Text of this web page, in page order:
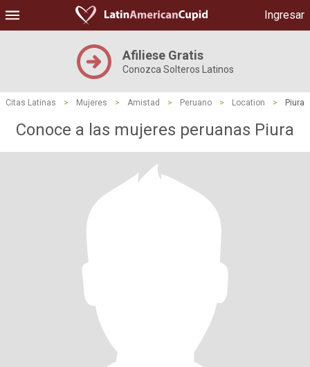
Ingresar
Afiliese Gratis
Conozca Solteros Latinos
Citas Latinas > Mujeres > Amistad > Peruano > Location > Piura
Conoce a las mujeres peruanas Piura